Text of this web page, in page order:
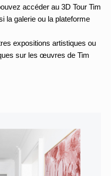
accéder au 3D Tour Tim
la galerie ou la plateforme
expositions artistiques ou
sur les œuvres de Tim